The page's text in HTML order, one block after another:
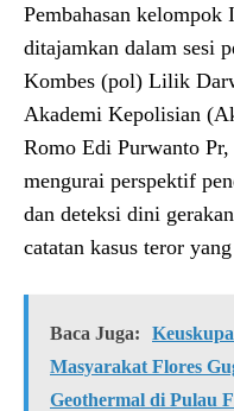
Pembahasan
ditajamkan dalam sesi
Kombes (pol) Lilik
Akademi Kepolisian
Romo Edi Purwanto
mengurai perspektif
dan deteksi dini
catatan kasus teror
Baca Juga:
Masyarakat Flores
Geothermal di Pulau